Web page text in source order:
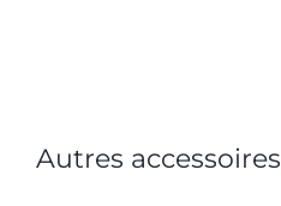
Autres accessoires